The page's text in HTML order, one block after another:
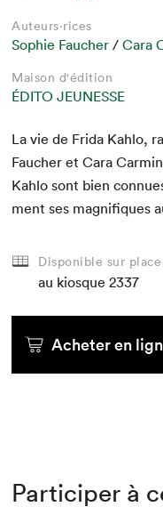
Auteurs·rices
Sophie Faucher /Cara
Maison d'édition
ÉDITO JEUNESSE
La vie de Fri­da Kahlo,
Fauch­er et Cara
Kahlo sont bien
ment ses mag­nifiques
Disponible sur place
au kiosque 2337
Acheter en
Participer à